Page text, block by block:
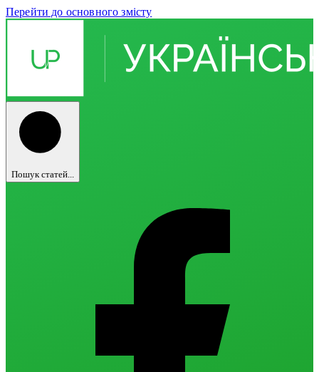
Перейти до основного змісту
Пошук статей...